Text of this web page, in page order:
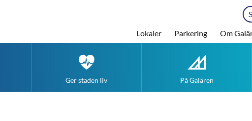
Lokaler Parkering Om
Ger staden liv På Galären